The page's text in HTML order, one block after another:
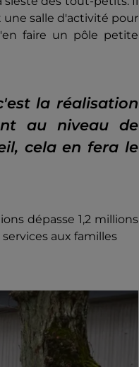
une salle d'activité pour
faire un pôle petite
la réalisation
au niveau de
cela en fera le
dépasse 1,2 millions
aux familles